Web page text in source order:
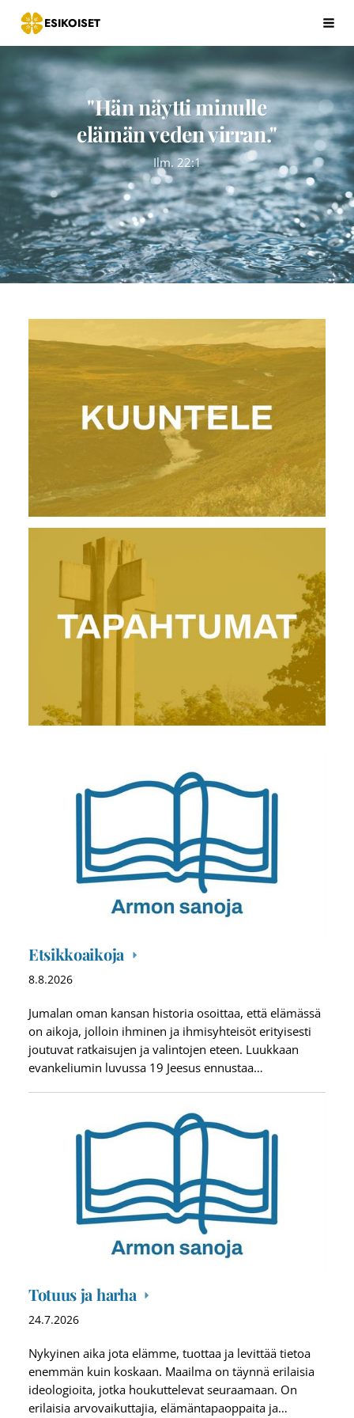
Siirry
sivun
sisältöön
ESIKOISET
"Hän näytti minulle
elämän veden virran."
Ilm. 22:1
Etsikkoaikoja
8.8.2026
Jumalan oman kansan historia osoittaa, että elämässä
on aikoja, jolloin ihminen ja ihmisyhteisöt erityisesti
joutuvat ratkaisujen ja valintojen eteen. Luukkaan
evankeliumin luvussa 19 Jeesus ennustaa…
Totuus ja harha
24.7.2026
Nykyinen aika jota elämme, tuottaa ja levittää tietoa
enemmän kuin koskaan. Maailma on täynnä erilaisia
ideologioita, jotka houkuttelevat seuraamaan. On
erilaisia arvovaikuttajia, elämäntapaoppaita ja…